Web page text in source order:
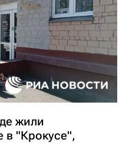
жили
в "Крокусе",